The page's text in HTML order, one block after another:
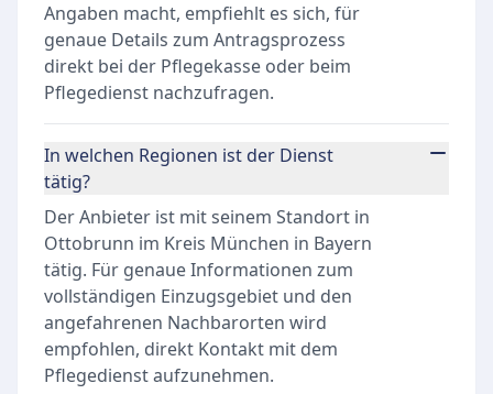
Angaben macht, empfiehlt es sich, für
genaue Details zum Antragsprozess
direkt bei der Pflegekasse oder beim
Pflegedienst nachzufragen.
In welchen Regionen ist der Dienst
tätig?
Der Anbieter ist mit seinem Standort in
Ottobrunn im Kreis München in Bayern
tätig. Für genaue Informationen zum
vollständigen Einzugsgebiet und den
angefahrenen Nachbarorten wird
empfohlen, direkt Kontakt mit dem
Pflegedienst aufzunehmen.